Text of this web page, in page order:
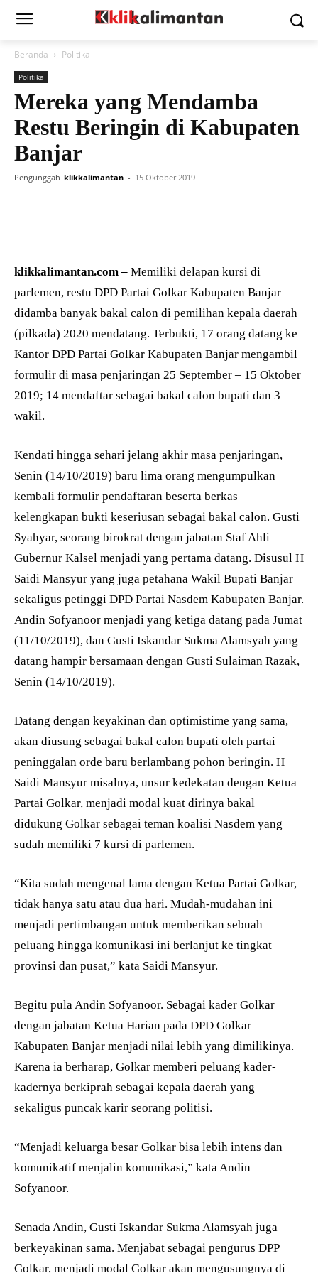
Beranda Politika
Politika
Mereka yang Mendamba
Restu Beringin di Kabupaten
Banjar
Pengunggah klikkalimantan - 15 Oktober 2019
klikkalimantan.com – Memiliki delapan kursi di
parlemen, restu DPD Partai Golkar Kabupaten Banjar
didamba banyak bakal calon di pemilihan kepala daerah
(pilkada) 2020 mendatang. Terbukti, 17 orang datang ke
Kantor DPD Partai Golkar Kabupaten Banjar mengambil
formulir di masa penjaringan 25 September – 15 Oktober
2019; 14 mendaftar sebagai bakal calon bupati dan 3
wakil.
Kendati hingga sehari jelang akhir masa penjaringan,
Senin (14/10/2019) baru lima orang mengumpulkan
kembali formulir pendaftaran beserta berkas
kelengkapan bukti keseriusan sebagai bakal calon. Gusti
Syahyar, seorang birokrat dengan jabatan Staf Ahli
Gubernur Kalsel menjadi yang pertama datang. Disusul H
Saidi Mansyur yang juga petahana Wakil Bupati Banjar
sekaligus petinggi DPD Partai Nasdem Kabupaten Banjar.
Andin Sofyanoor menjadi yang ketiga datang pada Jumat
(11/10/2019), dan Gusti Iskandar Sukma Alamsyah yang
datang hampir bersamaan dengan Gusti Sulaiman Razak,
Senin (14/10/2019).
Datang dengan keyakinan dan optimistime yang sama,
akan diusung sebagai bakal calon bupati oleh partai
peninggalan orde baru berlambang pohon beringin. H
Saidi Mansyur misalnya, unsur kedekatan dengan Ketua
Partai Golkar, menjadi modal kuat dirinya bakal
didukung Golkar sebagai teman koalisi Nasdem yang
sudah memiliki 7 kursi di parlemen.
“Kita sudah mengenal lama dengan Ketua Partai Golkar,
tidak hanya satu atau dua hari. Mudah-mudahan ini
menjadi pertimbangan untuk memberikan sebuah
peluang hingga komunikasi ini berlanjut ke tingkat
provinsi dan pusat,” kata Saidi Mansyur.
Begitu pula Andin Sofyanoor. Sebagai kader Golkar
dengan jabatan Ketua Harian pada DPD Golkar
Kabupaten Banjar menjadi nilai lebih yang dimilikinya.
Karena ia berharap, Golkar memberi peluang kader-
kadernya berkiprah sebagai kepala daerah yang
sekaligus puncak karir seorang politisi.
“Menjadi keluarga besar Golkar bisa lebih intens dan
komunikatif menjalin komunikasi,” kata Andin
Sofyanoor.
Senada Andin, Gusti Iskandar Sukma Alamsyah juga
berkeyakinan sama. Menjabat sebagai pengurus DPP
Golkar, menjadi modal Golkar akan mengusungnya di